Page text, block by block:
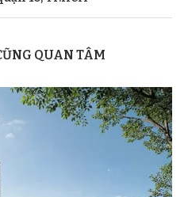
QUAN TÂM